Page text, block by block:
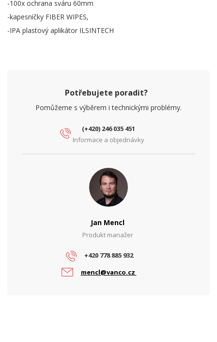
-100x ochrana sváru 60mm
-kapesníčky FIBER WIPES,
-IPA plastový aplikátor ILSINTECH
Potřebujete poradit?
Pomůžeme s výběrem i technickými problémy.
(+420) 246 035 451
Informace a objednávky
Jan Mencl
Produkt manažer
+420 778 885 932
mencl@vanco.cz